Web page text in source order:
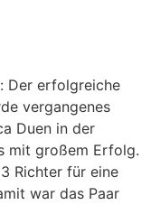
Der erfolgreiche
vergangenes
Duen in der
mit großem Erfolg.
Richter für eine
war das Paar